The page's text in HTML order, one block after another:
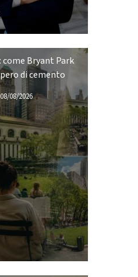
Bryant Park
di cemento
08/08/2026